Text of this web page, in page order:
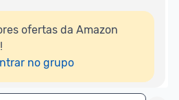
ofertas da Amazon
no grupo